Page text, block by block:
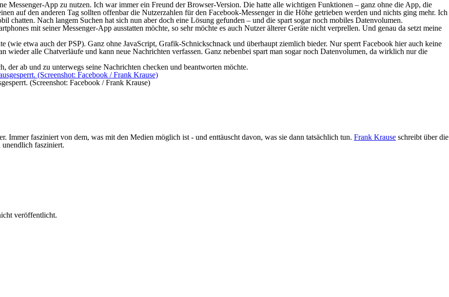
Messenger-App zu nutzen. Ich war immer ein Freund der Browser-Version. Die hatte alle wichtigen Funktionen – ganz ohne die App, die
auf den anderen Tag sollten offenbar die Nutzerzahlen für den Facebook-Messengerin die Höhe getrieben werden und nichts ging mehr. Ich
chatten. Nach langem Suchen hat sich nun aber doch eine Lösung gefunden – und die spart sogar noch mobiles Datenvolumen.
mit seinerMessenger-App ausstatten möchte, so sehr möchte es auch Nutzer älterer Geräte nicht verprellen. Und genau da setzt meine
(wie etwa auch derPSP). Ganz ohne JavaScript, Grafik-Schnickschnack und überhaupt ziemlich bieder. Nur sperrt Facebook hier auch keine
wieder alle Chatverläufe und kann neue Nachrichten verfassen. Ganz nebenbei spart man sogar noch Datenvolumen, da wirklich nur die
ab und zu unterwegs seine Nachrichten checken und beantworten möchte.
(Screenshot: Facebook / Frank Krause)
Immer fasziniert von dem, was mit den Medien möglich ist - und enttäuscht davon, was sie dann tatsächlich tun. Frank Krause schreibt über die
unendlich fasziniert.
veröffentlicht.